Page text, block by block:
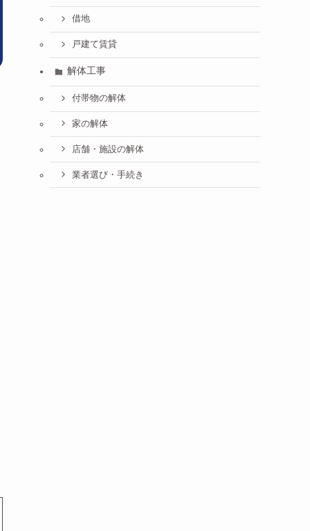
借地
戸建て賃貸
解体工事
付帯物の解体
家の解体
店舗・施設の解体
業者選び・手続き